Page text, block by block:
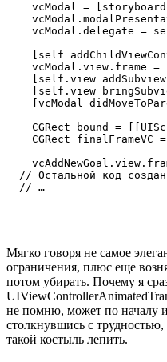
vcModal =
vcModal.delegate =
[self
vcModal.view.frame =
[self.view
[self.view
[vcModal
CGRect bound =
CGRect finalFrameVC
// Остальной код
Мягко говоря не самое
ограничения, плюс еще
потом убирать. Почему я
не помню, может по началу
столкнувшись с
такой костыль лепить.